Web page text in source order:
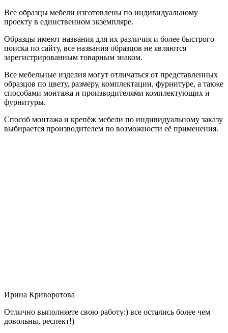
Все образцы мебели изготовлены по индивидуальному
проекту в единственном экземпляре.
Образцы имеют названия для их различия и более быстрого
поиска по сайту, все названия образцов не являются
зарегистрированным товарным знаком.
Все мебельные изделия могут отличаться от представленных
образцов по цвету, размеру, комплектации, фурнитуре, а также
способами монтажа и производителями комплектующих и
фурнитуры.
Способ монтажа и крепёж мебели по индивидуальному заказу
выбирается производителем по возможности её применения.
Ирина Криворотова
Отлично выполняете свою работу:) все остались более чем
довольны, респект!)